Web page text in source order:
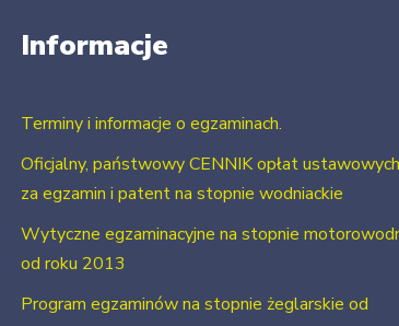
Informacje
Terminy i informacje o egzaminach.
Oficjalny, państwowy CENNIK opłat
za egzamin i patent na stopnie wodniackie
Wytyczne egzaminacyjne na stopnie
od roku 2013
Program egzaminów na stopnie żeglarskie od